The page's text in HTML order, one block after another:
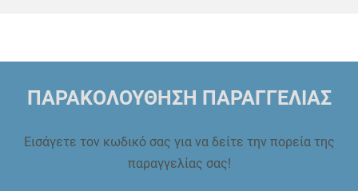
ΠΑΡΑΚΟΛΟΥΘΗΣΗ ΠΑΡΑΓΓΕΛΙΑΣ
Εισάγετε τον κωδικό σας για να δείτε την πορεία της
παραγγελίας σας!